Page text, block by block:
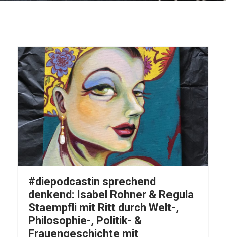
#diepodcastin sprechend
denkend: Isabel Rohner & Regula
Staempfli mit Ritt durch Welt-,
Philosophie-, Politik- &
Frauengeschichte mit